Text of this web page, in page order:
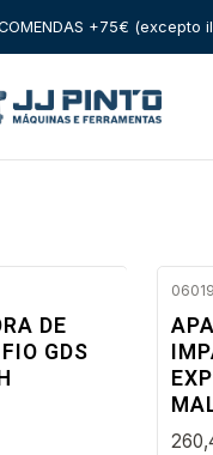
+75€ (excepto
BOSCH PROFISSIONAL
DE
GDS